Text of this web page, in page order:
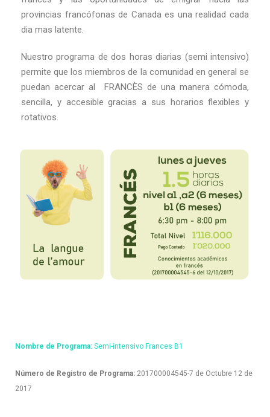
provincias francófonas de Canada es una realidad cada
dia mas latente.
Nuestro programa de dos horas diarias (semi intensivo)
permite que los miembros de la comunidad en general se
puedan acercar al
FRANCÈS de una manera cómoda,
sencilla, y accesible gracias a sus horarios flexibles y
rotativos.
Nombre de Programa: Semi-intensivo Frances B1
Número de Registro de Programa: 201700004545-7 de Octubre 12 de
2017